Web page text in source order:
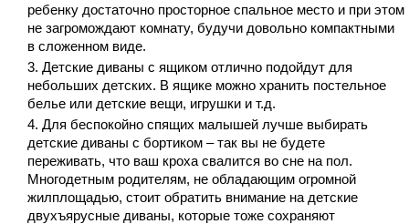
ребенку достаточно просторное спальное место и при этом
не загромождают комнату, будучи довольно компактными
в сложенном виде.
Детские диваны с ящиком отлично подойдут для
небольших детских. В ящике можно хранить постельное
белье или детские вещи, игрушки и т.д.
Для беспокойно спящих малышей лучше выбирать
детские диваны с бортиком – так вы не будете
переживать, что ваш кроха свалится во сне на пол.
Многодетным родителям, не обладающим огромной
жилплощадью, стоит обратить внимание на детские
двухъярусные диваны, которые тоже сохраняют